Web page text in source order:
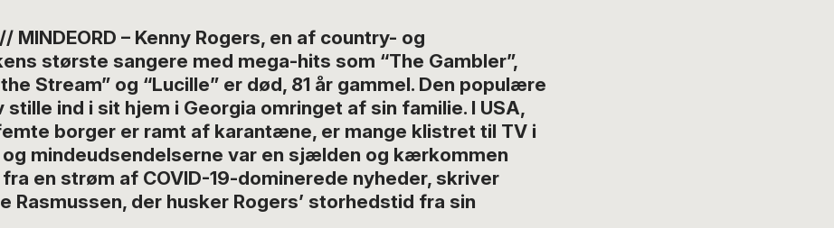
MINDEORD – Kenny Rogers, en af country- og
største sangere med mega-hits som “The Gambler”,
Stream” og “Lucille” er død, 81 år gammel. Den populære
stille ind i sit hjem i Georgia omringet af sin familie. I USA,
borger er ramt af karantæne, er mange klistret til TV i
mindeudsendelserne var en sjælden og kærkommen
en strøm af COVID-19-dominerede nyheder, skriver
Rasmussen, der husker Rogers’ storhedstid fra sin